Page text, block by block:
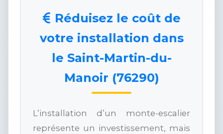
Réduisez le coût de
votre installation dans
le Saint-Martin-du-
Manoir (76290)
L’installation d’un monte-escalier
représente un investissement, mais